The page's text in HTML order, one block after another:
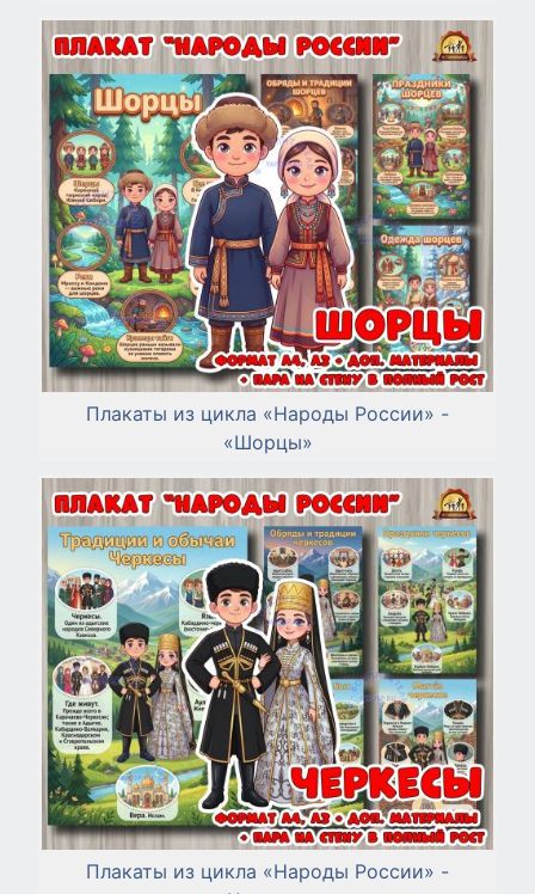
Плакаты из цикла «Народы России» -
«Шорцы»
Плакаты из цикла «Народы России» -